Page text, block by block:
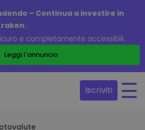
– Continua a investire in
e completamente accessibili.
Leggi l'annuncio
Iscriviti